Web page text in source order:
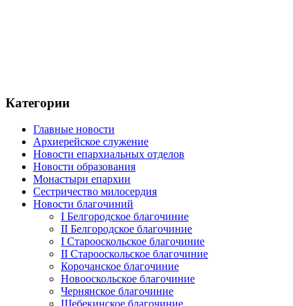
Категории
Главные новости
Архиерейское служение
Новости епархиальных отделов
Новости образования
Монастыри епархии
Сестричество милосердия
Новости благочиний
I Белгородское благочиние
II Белгородское благочиние
I Старооскольское благочиние
II Старооскольское благочиние
Корочанское благочиние
Новооскольское благочиние
Чернянское благочиние